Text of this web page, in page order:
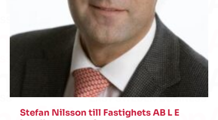
Stefan Nilsson till Fastighets AB L E